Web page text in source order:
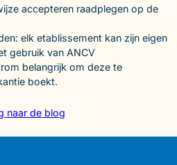
accepteren raadplegen op de
elk etablissement kan zijn eigen
gebruik van ANCV
belangrijk om deze te
boekt.
naar de blog